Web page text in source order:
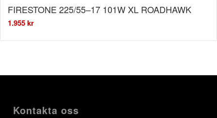
FIRESTONE 225/55–17 101W XL ROADHAWK
1.955kr
Kontakta oss